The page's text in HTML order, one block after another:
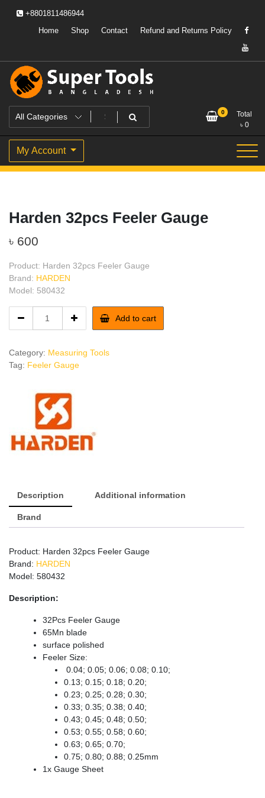
+8801811486944
Home
Shop Contact Refund and Returns Policy
Super Tools Bangladesh
Powering Professionals. Building Bangladesh.
0
Total
৳ 0
My Account
Harden 32pcs Feeler Gauge
৳ 600
Product: Harden 32pcs Feeler Gauge
Brand: HARDEN
Model: 580432
32pcs
Gauge
quantity
Add to cart
Category: Measuring Tools
Tag: Feeler Gauge
Description Additional information
Brand
Product: Harden 32pcs Feeler Gauge
Brand: HARDEN
Model: 580432
Description:
32Pcs Feeler Gauge
65Mn blade
surface polished
Feeler Size:
0.04; 0.05; 0.06; 0.08; 0.10;
0.13; 0.15; 0.18; 0.20;
0.23; 0.25; 0.28; 0.30;
0.33; 0.35; 0.38; 0.40;
0.43; 0.45; 0.48; 0.50;
0.53; 0.55; 0.58; 0.60;
0.63; 0.65; 0.70;
0.75; 0.80; 0.88; 0.25mm
1x Gauge Sheet